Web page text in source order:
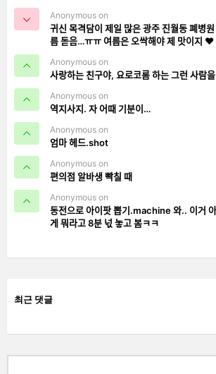
Anonymous on
귀신 목격담이 제일 많은 광주 진월동
름 돋음…ㅠㅠ 여름은 오싹해야 제 맛이지 ❤️
Anonymous on
사랑하는 친구야, 요로코롬 하는 그런
Anonymous on
역지사지. 자 어때 기분이…
Anonymous on
엄마 헤드.shot
Anonymous on
편의점 알바생 빡칠 때
Anonymous on
동전으로 아이팟 뽑기.machine 와.. 이거
게 뭐라고 8분 넋 놓고 봄ㅋㅋ
최근 댓글